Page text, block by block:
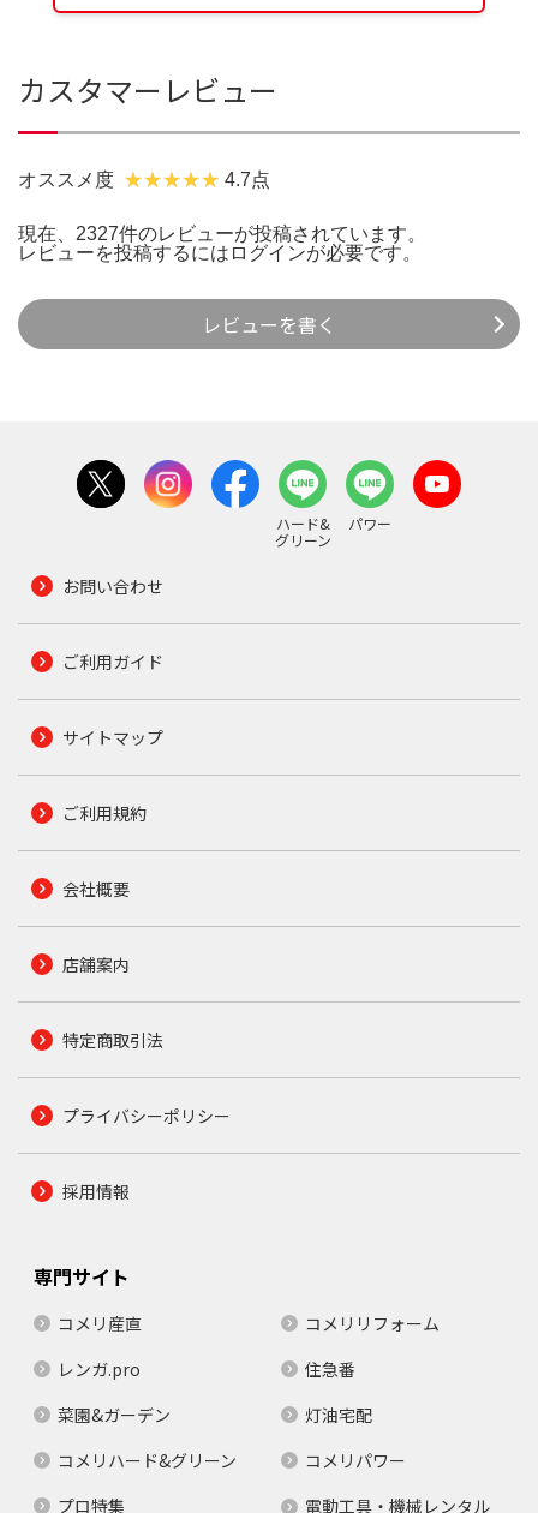
カスタマーレビュー
オススメ度 4.7点
現在、2327件のレビューが投稿されています。
レビューを投稿するには ログインが必要です。
レビューを書く
ハード&
グリーン
パワー
お問い合わせ
ご利用ガイド
サイトマップ
ご利用規約
会社概要
店舗案内
特定商取引法
プライバシーポリシー
採用情報
専門サイト
コメリ産直
コメリリフォーム
レンガ.pro
住急番
菜園&ガーデン
灯油宅配
コメリハード&グリーン
コメリパワー
プロ特集
電動工具・機械レンタル